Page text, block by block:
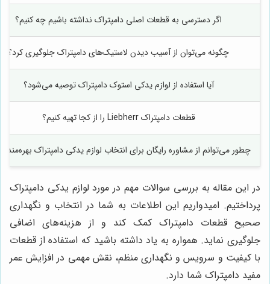
اگر دسترسی به قطعات اصلی دامپتراک نداشته باشیم چه کنیم؟
چگونه می‌توان از آسیب دیدن لاستیک‌های دامپتراک جلوگیری کرد؟
آیا استفاده از لوازم یدکی استوک دامپتراک توصیه می‌شود؟
قطعات دامپتراک Liebherr را از کجا تهیه کنیم؟
چطور می‌توانم از مشاوره رایگان برای انتخاب لوازم یدکی دامپتراک بهره‌مند
در این مقاله به بررسی سوالات مهم در مورد لوازم یدکی دامپتراک
پرداختیم. امیدواریم این اطلاعات به شما در انتخاب و نگهداری
صحیح قطعات دامپتراک کمک کند و از هزینه‌های اضافی
جلوگیری نماید. همواره به یاد داشته باشید که استفاده از قطعات
با کیفیت و سرویس و نگهداری منظم، نقش مهمی در افزایش عمر
مفید دامپتراک شما دارد.